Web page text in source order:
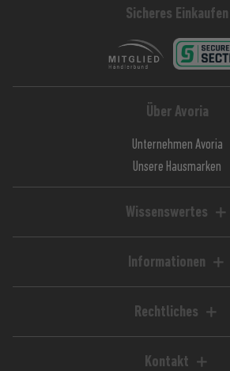
Sicheres Einkaufen
Über Avoria
Unternehmen Avoria
Unsere Hausmarken
Wissenswertes
Magazin / Blog
Informationen
Kundenkonto
Rechtliches
AGB
Kontakt